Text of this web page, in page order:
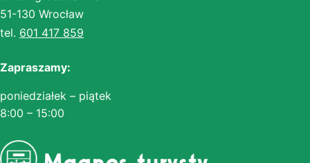
51-130 Wrocław
tel. 601 417 859
Zapraszamy:
poniedziałek – piątek
8:00 – 15:00